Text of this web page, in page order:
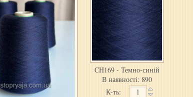
CH169 - Темно-синій
В наявності: 890
К-ть: